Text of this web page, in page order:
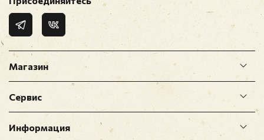
Магазин
Сервис
Информация